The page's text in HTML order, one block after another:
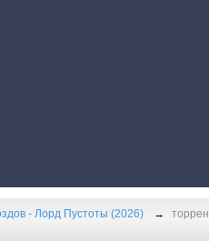
- Лорд Пустоты (2026)